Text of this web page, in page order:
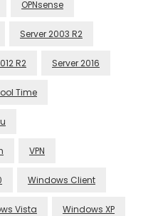
OPNsense
Server 2003 R2
R2 Server 2016
Time
VPN
Windows Client
Vista Windows XP